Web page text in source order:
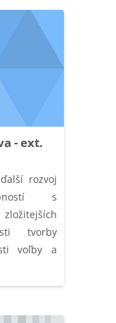
- ext.
rozvoj
s
tvorby
voľby a